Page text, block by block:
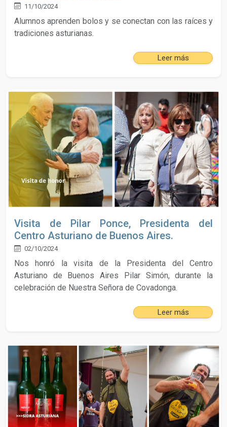
11/10/2024
Alumnos aprenden bolos y se conectan con las raíces y
tradiciones asturianas.
Leer más
Visita de Pilar Ponce, Presidenta del
Centro Asturiano de Buenos Aires.
02/10/2024
Nos honró la visita de la Presidenta del Centro
Asturiano de Buenos Aires Pilar Simón, durante la
celebración de Nuestra Señora de Covadonga.
Leer más